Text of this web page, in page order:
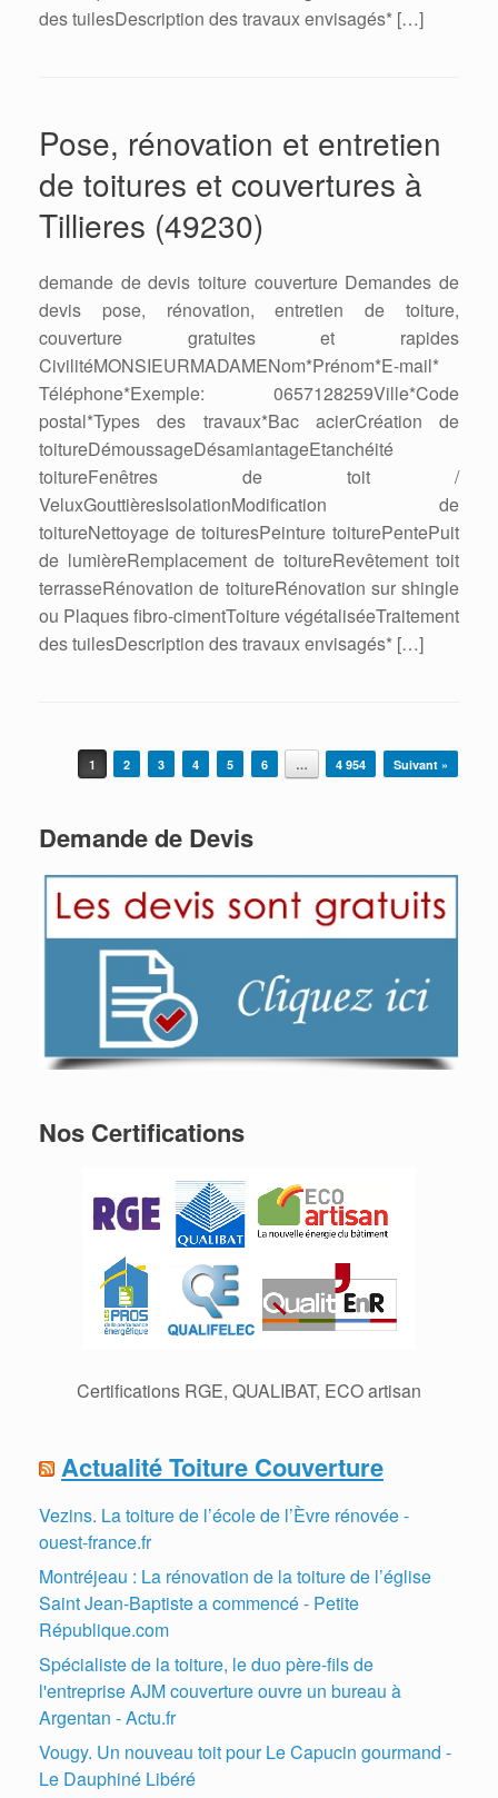
des tuilesDescription des travaux envisagés* […]
Pose, rénovation et entretien
de toitures et couvertures à
Tillieres (49230)
demande de devis toiture couverture Demandes de
devis pose, rénovation, entretien de toiture,
couverture gratuites et rapides
CivilitéMONSIEURMADAMENom*Prénom*E-mail*
Téléphone*Exemple: 0657128259Ville*Code
postal*Types des travaux*Bac acierCréation de
toitureDémoussageDésamiantageEtanchéité
toitureFenêtres de toit /
VeluxGouttièresIsolationModification de
toitureNettoyage de toituresPeinture toiturePentePuit
de lumièreRemplacement de toitureRevêtement toit
terrasseRénovation de toitureRénovation sur shingle
ou Plaques fibro-cimentToiture végétaliséeTraitement
des tuilesDescription des travaux envisagés* […]
Post navigation
1 2 3 4 5 6 … 4 954 Suivant »
Demande de Devis
Nos Certifications
Certifications RGE, QUALIBAT, ECO artisan
Actualité Toiture Couverture
Vezins. La toiture de l’école de l’Èvre rénovée -
ouest-france.fr
Montréjeau : La rénovation de la toiture de l’église
Saint Jean-Baptiste a commencé - Petite
République.com
Spécialiste de la toiture, le duo père-fils de
l'entreprise AJM couverture ouvre un bureau à
Argentan - Actu.fr
Vougy. Un nouveau toit pour Le Capucin gourmand -
Le Dauphiné Libéré